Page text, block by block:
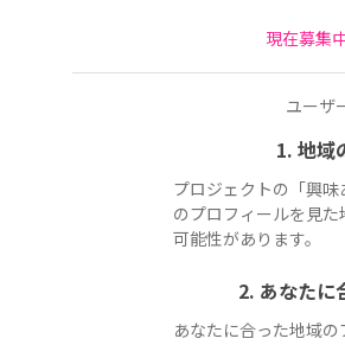
現在募集
ユーザ
1. 地域
プロジェクトの「興
のプロフィールを見
可能性があります。
2. あなたに
あなたに合った地域